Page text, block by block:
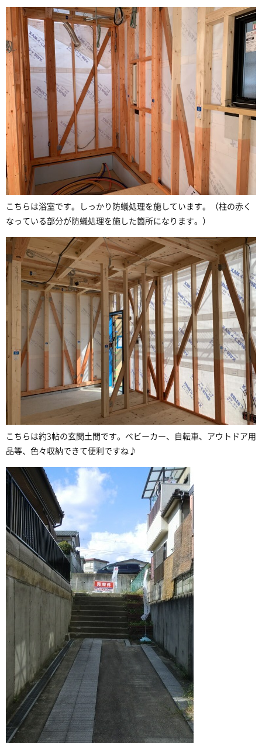
こちらは浴室です。しっかり防蟻処理を施しています。（柱の赤く
なっている部分が防蟻処理を施した箇所になります。）
こちらは約3帖の玄関土間です。ベビーカー、自転車、アウトドア用
品等、色々収納できて便利ですね♪